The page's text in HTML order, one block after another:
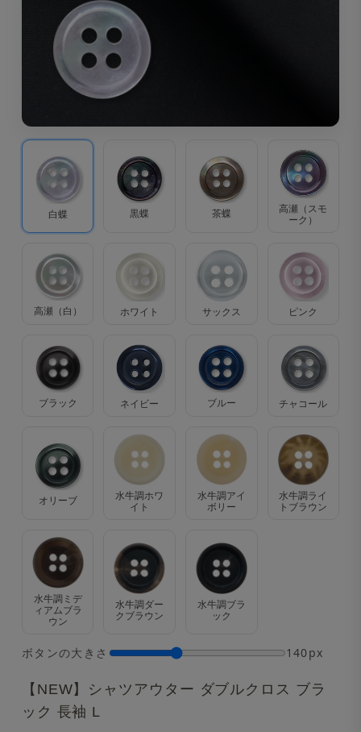
【NEW】シャツアウター ダブルクロス ブラ
ック 長袖 L
白蝶 黒蝶 茶蝶
高瀬（スモ
ーク）
高瀬（白） ホワイト サックス ピンク
ブラック ネイビー ブルー チャコール
オリーブ
水牛調ホワ
イト
水牛調アイ
ボリー
水牛調ライ
トブラウン
水牛調ミデ
ィアムブラ
ウン
水牛調ダー
クブラウン
水牛調ブラ
ック
ボタンの大きさ 140px